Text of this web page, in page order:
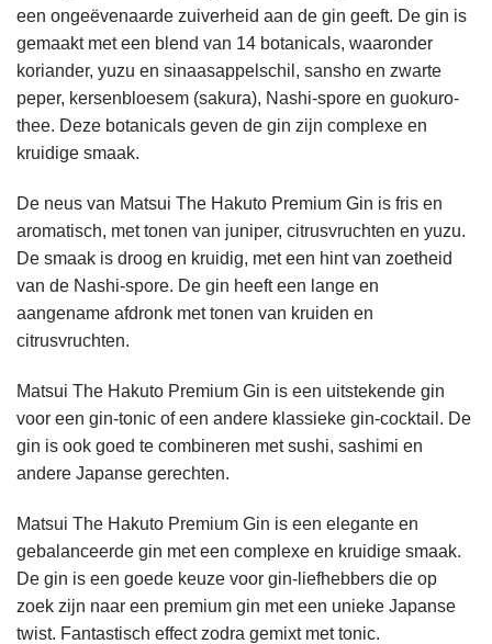
een ongeëvenaarde zuiverheid aan de gin geeft. De gin is
gemaakt met een blend van 14 botanicals, waaronder
koriander, yuzu en sinaasappelschil, sansho en zwarte
peper, kersenbloesem (sakura), Nashi-spore en guokuro-
thee. Deze botanicals geven de gin zijn complexe en
kruidige smaak.
De neus van Matsui The Hakuto Premium Gin is fris en
aromatisch, met tonen van juniper, citrusvruchten en yuzu.
De smaak is droog en kruidig, met een hint van zoetheid
van de Nashi-spore. De gin heeft een lange en
aangename afdronk met tonen van kruiden en
citrusvruchten.
Matsui The Hakuto Premium Gin is een uitstekende gin
voor een gin-tonic of een andere klassieke gin-cocktail. De
gin is ook goed te combineren met sushi, sashimi en
andere Japanse gerechten.
Matsui The Hakuto Premium Gin is een elegante en
gebalanceerde gin met een complexe en kruidige smaak.
De gin is een goede keuze voor gin-liefhebbers die op
zoek zijn naar een premium gin met een unieke Japanse
twist. Fantastisch effect zodra gemixt met tonic.